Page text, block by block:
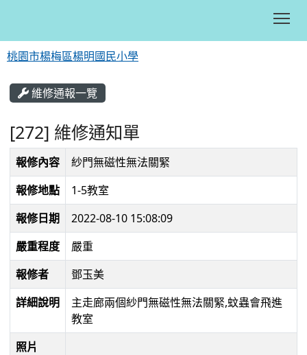
桃園市楊梅區楊明國民小學
維修通報一覽
[272] 維修通知單
報修內容
紗門無磁性無法關緊
報修地點
1-5教室
報修日期
2022-08-10 15:08:09
嚴重程度
嚴重
報修者
鄧玉美
詳細說明
主走廊兩個紗門無磁性無法關緊,蚊蟲會飛進
教室
照片